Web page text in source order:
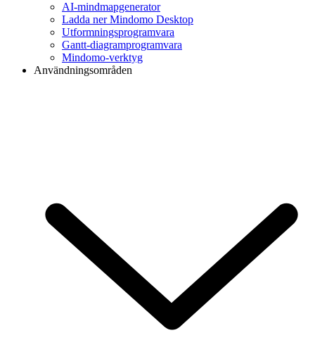
AI-mindmapgenerator
Ladda ner Mindomo Desktop
Utformningsprogramvara
Gantt-diagramprogramvara
Mindomo-verktyg
Användningsområden